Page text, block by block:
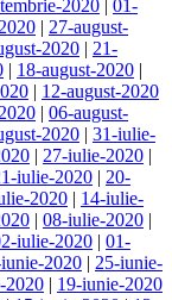
2020
01-
| 27-august-
2020 | 21-
| 18-august-2020 |
| 12-august-2020
| 06-august-
2020 | 31-iulie-
| 27-iulie-2020 |
iulie-2020 | 20-
2020 | 14-iulie-
| 08-iulie-2020 |
iulie-2020 | 01-
2020 | 25-iunie-
2020 | 19-iunie-2020